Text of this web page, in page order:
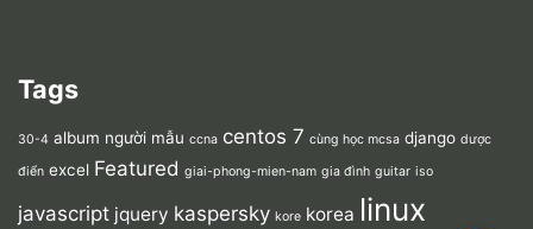
Tags
30-4 album người mẫu ccna centos 7 cùng học mcsa django dược
điển excel Featured giai-phong-mien-nam gia đình guitar iso
javascript jquery kaspersky kore korea linux